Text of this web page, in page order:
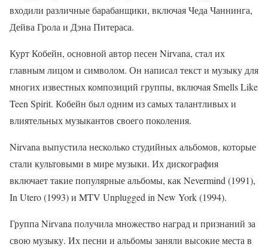
входили различные барабанщики, включая Чеда Чаннинга,
Дейва Грола и Дэна Питераса.
Курт Кобейн, основной автор песен Nirvana, стал их
главным лицом и символом. Он написал текст и музыку для
многих известных композиций группы, включая Smells Like
Teen Spirit. Кобейн был одним из самых талантливых и
влиятельных музыкантов своего поколения.
Nirvana выпустила несколько студийных альбомов, которые
стали культовыми в мире музыки. Их дискография
включает такие популярные альбомы, как Nevermind (1991),
In Utero (1993) и MTV Unplugged in New York (1994).
Группа Nirvana получила множество наград и признаний за
свою музыку. Их песни и альбомы заняли высокие места в